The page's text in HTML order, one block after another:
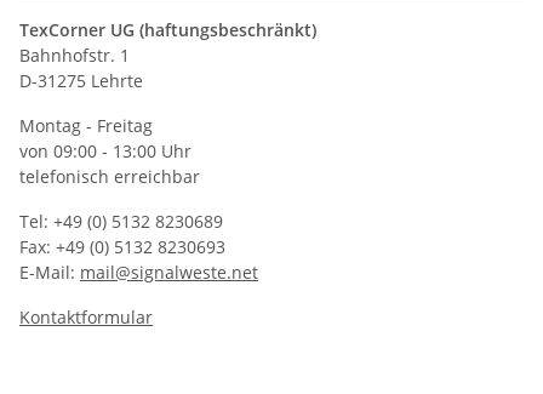
TexCorner UG (haftungsbeschränkt)
Bahnhofstr. 1
D-31275 Lehrte
Montag - Freitag
von 09:00 - 13:00 Uhr
telefonisch erreichbar
Tel: +49 (0) 5132 8230689
Fax: +49 (0) 5132 8230693
E-Mail: mail@signalweste.net
Kontaktformular